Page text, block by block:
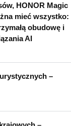
HONOR Magic
mieć wszystko:
obudowę i
AI
–